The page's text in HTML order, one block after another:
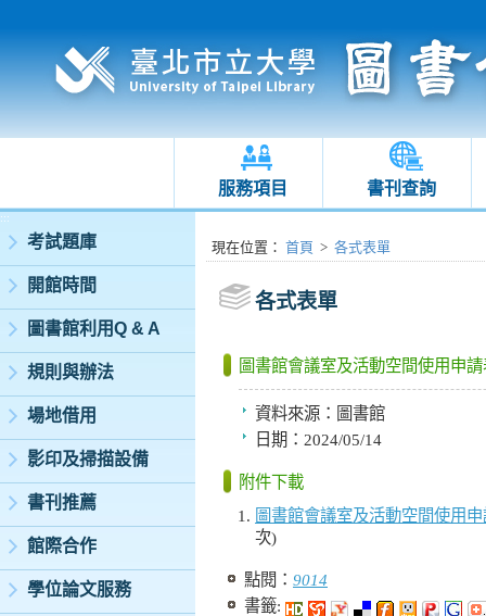
服務項目 書刊查詢
:::
考試題庫
開館時間
圖書館利用Q & A
規則與辦法
場地借用
影印及掃描設備
書刊推薦
館際合作
學位論文服務
:::現在位置 ： 首頁 > 各式表單
各式表單
圖書館會議室及活動空間使用申請
資料來源： 圖書館
日期： 2024/05/14
附件下載
圖書館會議室及活動空間使用
次)
點閱： 9014
書籤: